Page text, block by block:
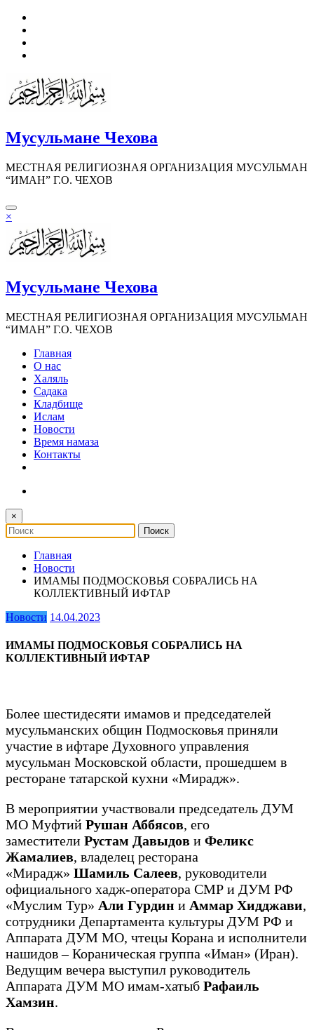
Перейти
содержимому
Мусульмане Чехова
МЕСТНАЯ РЕЛИГИОЗНАЯ ОРГАНИЗАЦИЯ МУСУЛЬМАН
“ИМАН” Г.О. ЧЕХОВ
×
Мусульмане Чехова
МЕСТНАЯ РЕЛИГИОЗНАЯ ОРГАНИЗАЦИЯ МУСУЛЬМАН
“ИМАН” Г.О. ЧЕХОВ
Главная
О нас
Халяль
Садака
Кладбище
Ислам
Новости
Время намаза
Контакты
×
Главная
Новости
ИМАМЫ ПОДМОСКОВЬЯ СОБРАЛИСЬ НА
КОЛЛЕКТИВНЫЙ ИФТАР
Новости 14.04.2023
ИМАМЫ ПОДМОСКОВЬЯ СОБРАЛИСЬ НА
КОЛЛЕКТИВНЫЙ ИФТАР
Более шестидесяти имамов и председателей
мусульманских общин Подмосковья приняли
участие в ифтаре Духовного управления
мусульман Московской области, прошедшем в
ресторане татарской кухни «Мирадж».
В мероприятии участвовали председатель ДУМ
МО Муфтий Рушан Аббясов, его
заместители Рустам Давыдов и Феликс
Жамалиев, владелец ресторана
«Мирадж» Шамиль Салеев, руководители
официального хадж-оператора СМР и ДУМ РФ
«Муслим Тур» Али Гурдин и Аммар Хидджави,
сотрудники Департамента культуры ДУМ РФ и
Аппарата ДУМ МО, чтецы Корана и исполнители
нашидов – Кораническая группа «Иман» (Иран).
Ведущим вечера выступил руководитель
Аппарата ДУМ МО имам-хатыб Рафаиль
Хамзин.